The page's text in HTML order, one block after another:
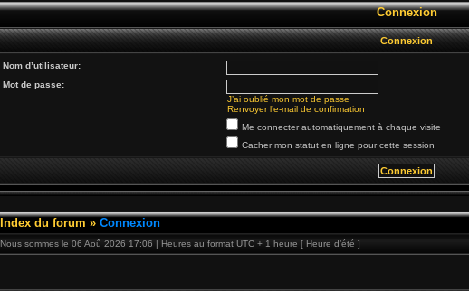
Connexion
Connexion
Nom d’utilisateur:
Mot de passe:
J’ai oublié mon mot de passe
Renvoyer l’e-mail de confirmation
Me connecter automatiquement à chaque visite
Cacher mon statut en ligne pour cette session
Index du forum » Connexion
Nous sommes le 06 Aoû 2026 17:06 | Heures au format UTC + 1 heure [ Heure d’été ]